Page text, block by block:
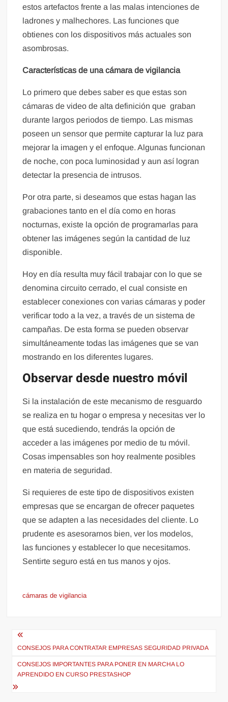
estos artefactos frente a las malas intenciones de
ladrones y malhechores. Las funciones que
obtienes con los dispositivos más actuales son
asombrosas.
Características de una cámara de vigilancia
Lo primero que debes saber es que estas son
cámaras de video de alta definición que graban
durante largos periodos de tiempo. Las mismas
poseen un sensor que permite capturar la luz para
mejorar la imagen y el enfoque. Algunas funcionan
de noche, con poca luminosidad y aun así logran
detectar la presencia de intrusos.
Por otra parte, si deseamos que estas hagan las
grabaciones tanto en el día como en horas
nocturnas, existe la opción de programarlas para
obtener las imágenes según la cantidad de luz
disponible.
Hoy en día resulta muy fácil trabajar con lo que se
denomina circuito cerrado, el cual consiste en
establecer conexiones con varias cámaras y poder
verificar todo a la vez, a través de un sistema de
campañas. De esta forma se pueden observar
simultáneamente todas las imágenes que se van
mostrando en los diferentes lugares.
Observar desde nuestro móvil
Si la instalación de este mecanismo de resguardo
se realiza en tu hogar o empresa y necesitas ver lo
que está sucediendo, tendrás la opción de
acceder a las imágenes por medio de tu móvil.
Cosas impensables son hoy realmente posibles
en materia de seguridad.
Si requieres de este tipo de dispositivos existen
empresas que se encargan de ofrecer paquetes
que se adapten a las necesidades del cliente. Lo
prudente es asesorarnos bien, ver los modelos,
las funciones y establecer lo que necesitamos.
Sentirte seguro está en tus manos y ojos.
cámaras de vigilancia
Navegación
de
entradas
CONSEJOS PARA CONTRATAR EMPRESAS SEGURIDAD PRIVADA
CONSEJOS IMPORTANTES PARA PONER EN MARCHA LO
APRENDIDO EN CURSO PRESTASHOP